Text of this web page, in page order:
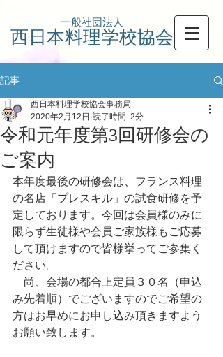
一般社団法人
西日本料理学校協会
記事
令和元年度第3回研修会の
ご案内
西日本料理学校協会事務局
2020年2月12日 読了時間: 2分
本年度最後の研修会は、フランス料理
の名店「プレスキル」の試食研修を予
定しております。今回は会員様のみに
限らず生徒様や会員ご家族様もご応募
して頂けますので皆様挙ってご参集く
ださい。
尚、会場の都合上定員３０名（申込
み先着順）でございますのでご希望の
方はお早めにお申し込み頂きますよう
お願い致します。